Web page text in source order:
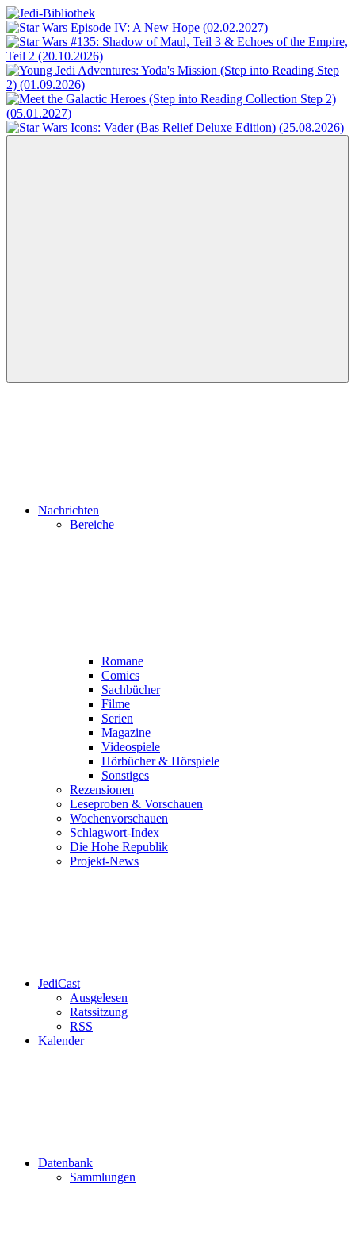
Zum
Inhalt
springen
Jedi-
Bibliothek
Das
Portal
für
Star
Wars-
Literatur
Nachrichten
Bereiche
Romane
Comics
Sachbücher
Filme
Serien
Magazine
Videospiele
Hörbücher & Hörspiele
Sonstiges
Rezensionen
Leseproben & Vorschauen
Wochenvorschauen
Schlagwort-Index
Die Hohe Republik
Projekt-News
JediCast
Ausgelesen
Ratssitzung
RSS
Kalender
Datenbank
Sammlungen